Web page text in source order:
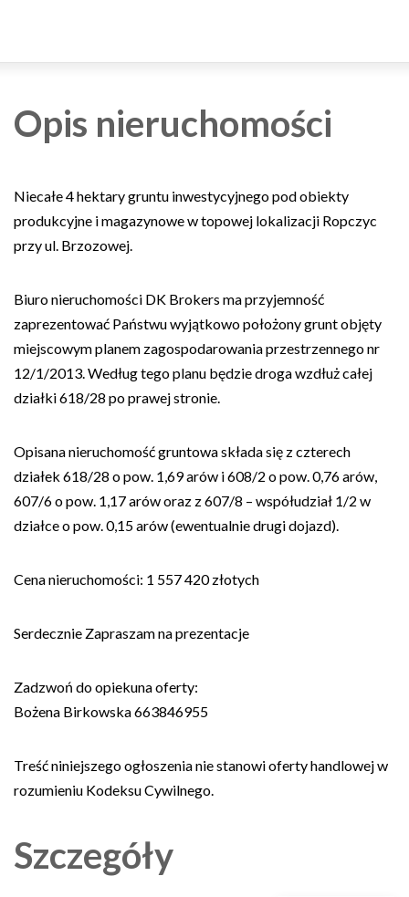
Opis nieruchomości
Niecałe 4 hektary gruntu inwestycyjnego pod obiekty
produkcyjne i magazynowe w topowej lokalizacji Ropczyc
przy ul. Brzozowej.
Biuro nieruchomości DK Brokers ma przyjemność
zaprezentować Państwu wyjątkowo położony grunt objęty
miejscowym planem zagospodarowania przestrzennego nr
12/1/2013. Według tego planu będzie droga wzdłuż całej
działki 618/28 po prawej stronie.
Opisana nieruchomość gruntowa składa się z czterech
działek 618/28 o pow. 1,69 arów i 608/2 o pow. 0,76 arów,
607/6 o pow. 1,17 arów oraz z 607/8 – współudział 1/2 w
działce o pow. 0,15 arów (ewentualnie drugi dojazd).
Cena nieruchomości: 1 557 420 złotych
Serdecznie Zapraszam na prezentacje
Zadzwoń do opiekuna oferty:
Bożena Birkowska 663846955
Treść niniejszego ogłoszenia nie stanowi oferty handlowej w
rozumieniu Kodeksu Cywilnego.
Szczegóły